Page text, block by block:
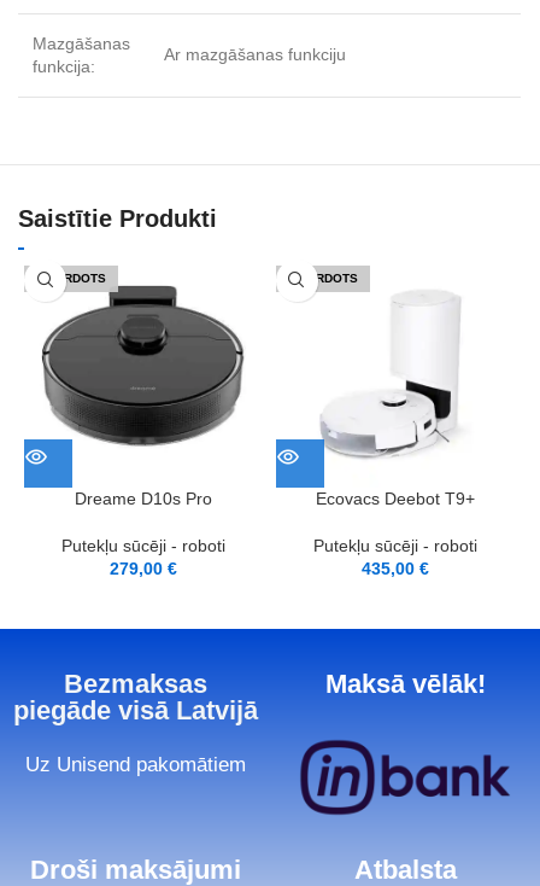
Mazgāšanas
funkcija:
Ar mazgāšanas funkciju
Saistītie Produkti
IZPĀRDOTS
Dreame D10s Pro
Putekļu sūcēji - roboti
279,00€
IZPĀRDOTS
Ecovacs Deebot T9+
Putekļu sūcēji - roboti
435,00€
Bezmaksas
piegāde visā Latvijā
Uz Unisend pakomātiem
Maksā vēlāk!
Droši maksājumi Atbalsta